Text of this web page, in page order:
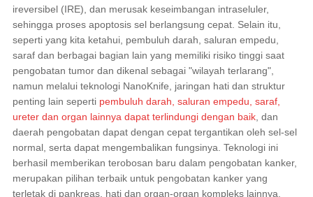
ireversibel (IRE), dan merusak keseimbangan intraseluler,
sehingga proses apoptosis sel berlangsung cepat. Selain itu,
seperti yang kita ketahui, pembuluh darah, saluran empedu,
saraf dan berbagai bagian lain yang memiliki risiko tinggi saat
pengobatan tumor dan dikenal sebagai "wilayah terlarang",
namun melalui teknologi NanoKnife, jaringan hati dan struktur
penting lain seperti pembuluh darah, saluran empedu, saraf,
ureter dan organ lainnya dapat terlindungi dengan baik, dan
daerah pengobatan dapat dengan cepat tergantikan oleh sel-sel
normal, serta dapat mengembalikan fungsinya. Teknologi ini
berhasil memberikan terobosan baru dalam pengobatan kanker,
merupakan pilihan terbaik untuk pengobatan kanker yang
terletak di pankreas, hati dan organ-organ kompleks lainnya.